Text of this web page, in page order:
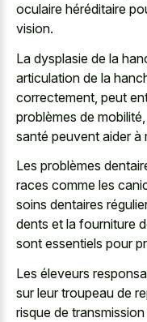
oculaire héréditaire
vision.
La dysplasie de la
articulation de la
correctement, peut
problèmes de
santé peuvent aider à
Les problèmes
races comme les
soins dentaires
dents et la fourniture
sont essentiels pour
Les éleveurs
sur leur troupeau de
risque de